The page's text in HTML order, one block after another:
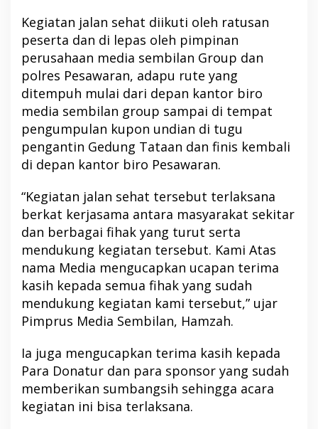
Kegiatan jalan sehat diikuti oleh ratusan
peserta dan di lepas oleh pimpinan
perusahaan media sembilan Group dan
polres Pesawaran, adapu rute yang
ditempuh mulai dari depan kantor biro
media sembilan group sampai di tempat
pengumpulan kupon undian di tugu
pengantin Gedung Tataan dan finis kembali
di depan kantor biro Pesawaran.
“Kegiatan jalan sehat tersebut terlaksana
berkat kerjasama antara masyarakat sekitar
dan berbagai fihak yang turut serta
mendukung kegiatan tersebut. Kami Atas
nama Media mengucapkan ucapan terima
kasih kepada semua fihak yang sudah
mendukung kegiatan kami tersebut,” ujar
Pimprus Media Sembilan, Hamzah.
Ia juga mengucapkan terima kasih kepada
Para Donatur dan para sponsor yang sudah
memberikan sumbangsih sehingga acara
kegiatan ini bisa terlaksana.